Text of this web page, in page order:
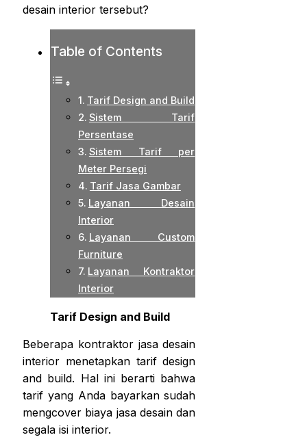
desain interior tersebut?
Table of Contents
Tarif Design and Build
Sistem Tarif
Persentase
Sistem Tarif per
Meter Persegi
Tarif Jasa Gambar
Layanan Desain
Interior
Layanan Custom
Furniture
Layanan Kontraktor
Interior
Tarif Design and Build
Beberapa kontraktor jasa desain
interior menetapkan tarif design
and build. Hal ini berarti bahwa
tarif yang Anda bayarkan sudah
mengcover biaya jasa desain dan
segala isi interior.